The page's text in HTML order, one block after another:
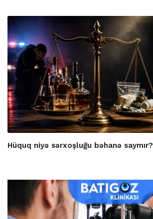
Hüquq niyə sərxoşluğu bəhanə saymır?